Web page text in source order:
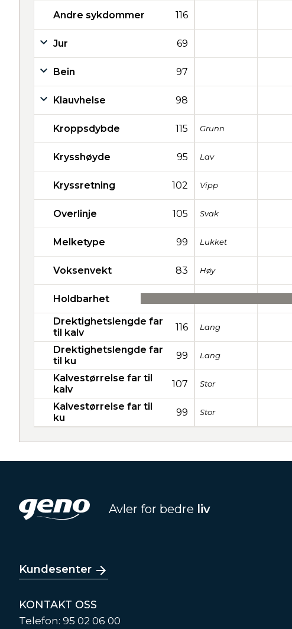
Andre sykdommer 116
Jur 69
Bein 97
Klauvhelse 98
Kroppsdybde 115 Grunn
Krysshøyde 95 Lav
Kryssretning 102 Vipp
Overlinje 105 Svak
Melketype 99 Lukket
Voksenvekt 83 Høy
Holdbarhet
Drektighetslengde far
til kalv
116 Lang
Drektighetslengde far
til ku
99 Lang
Kalvestørrelse far til
kalv
107 Stor
Kalvestørrelse far til
ku
99 Stor
Avler for bedre liv
Kundesenter
KONTAKT OSS
Telefon: 95 02 06 00